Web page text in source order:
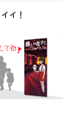
イ！